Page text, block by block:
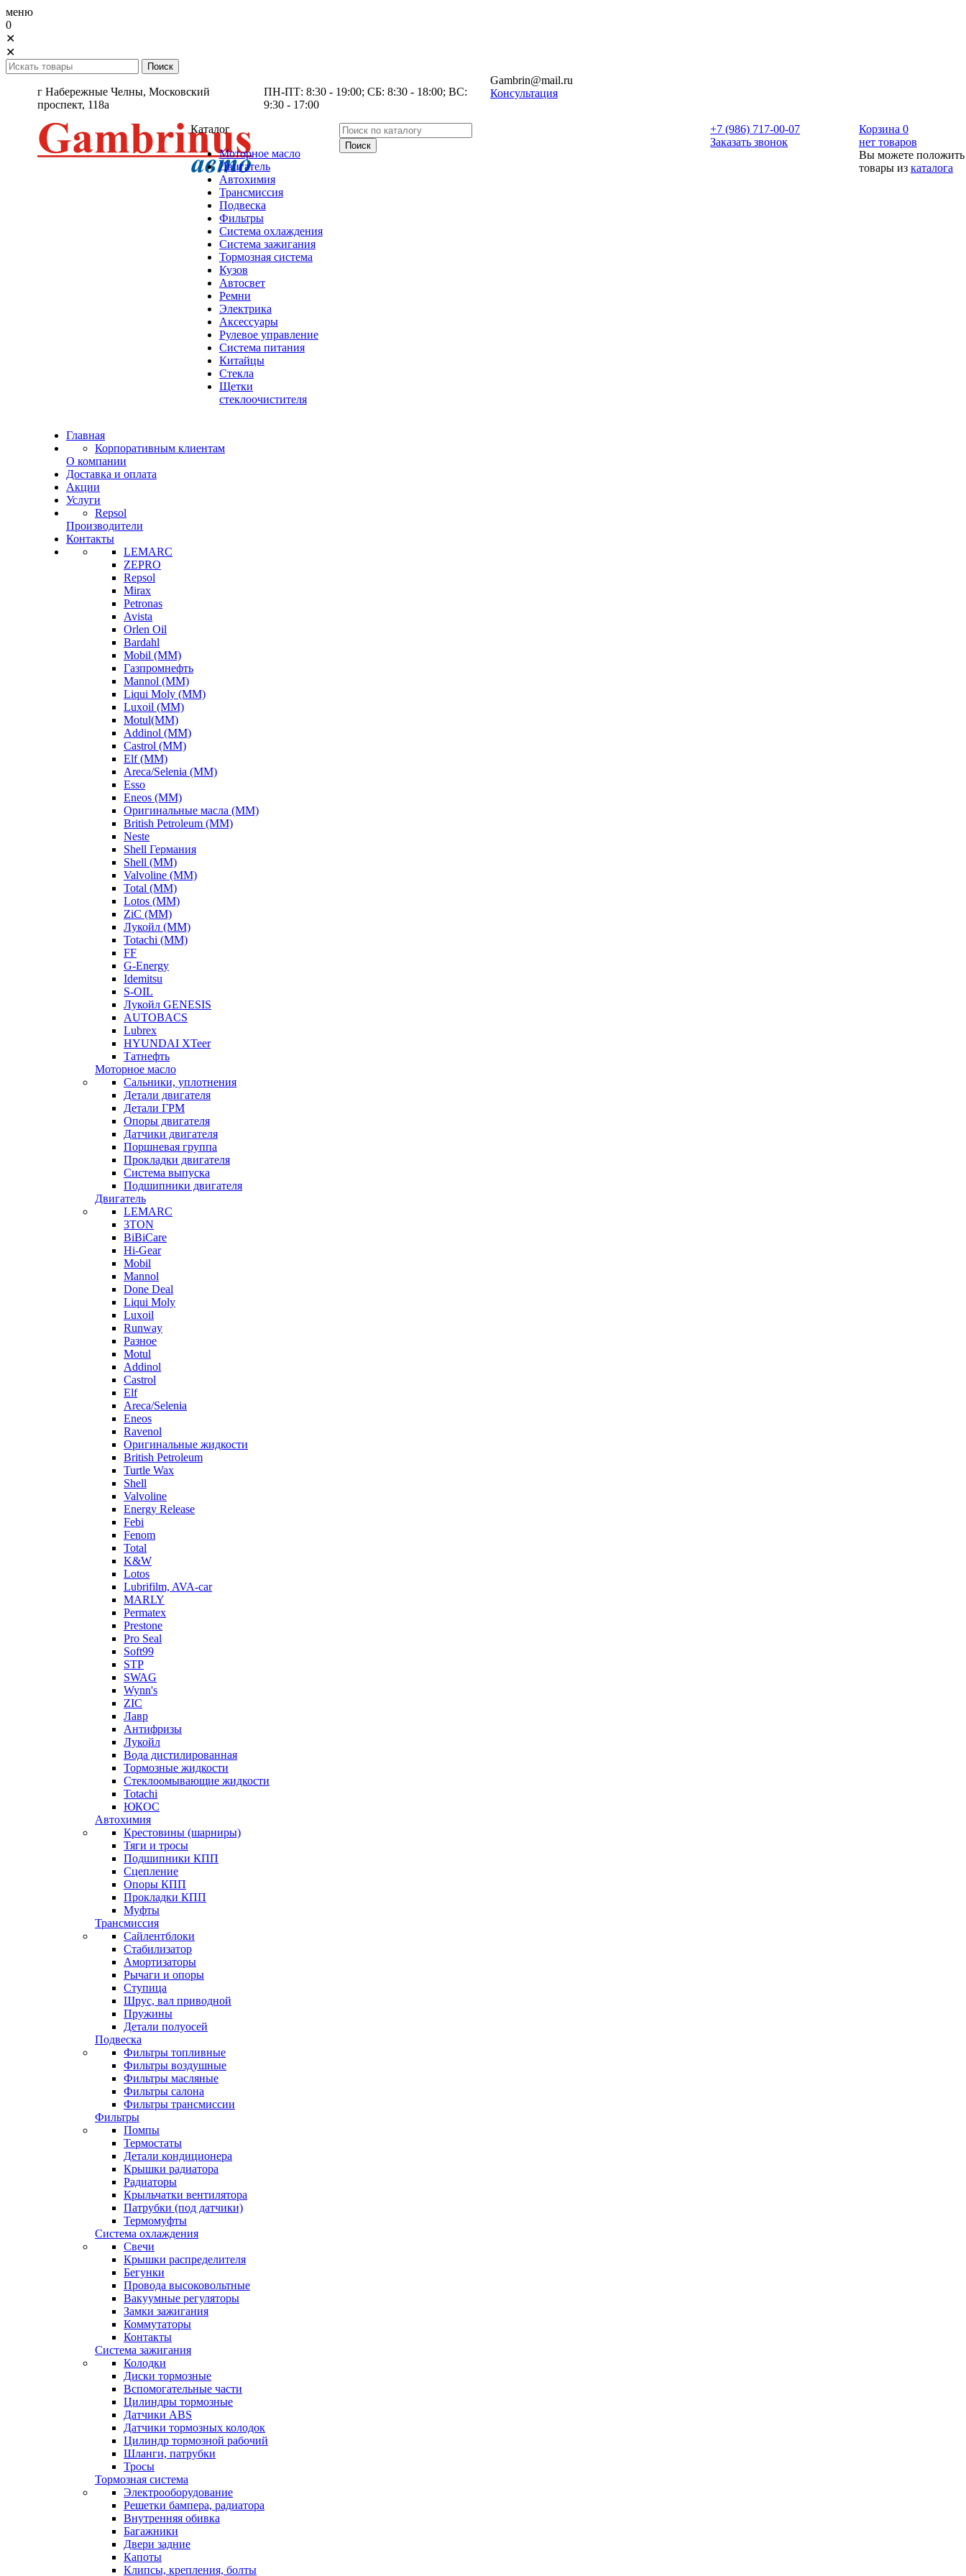
меню
0
✕
✕
г Набережные Челны, Московский
проспект, 118а
ПН-ПТ: 8:30 - 19:00; СБ: 8:30 - 18:00; ВС:
9:30 - 17:00
Gambrin@mail.ru
Консультация
Каталог
Моторное масло
Двигатель
Автохимия
Трансмиссия
Подвеска
Фильтры
Система охлаждения
Система зажигания
Тормозная система
Кузов
Автосвет
Ремни
Электрика
Аксессуары
Рулевое управление
Система питания
Китайцы
Стекла
Щетки
стеклоочистителя
+7 (986) 717-00-07
Заказать звонок
Корзина 0
нет товаров
Вы можете положить
товары из каталога
Главная
Корпоративным клиентам
О компании
Доставка и оплата
Акции
Услуги
Repsol
Производители
Контакты
LEMARC
ZEPRO
Repsol
Mirax
Petronas
Avista
Orlen Oil
Bardahl
Mobil (ММ)
Газпромнефть
Mannol (ММ)
Liqui Moly (ММ)
Luxoil (ММ)
Motul(ММ)
Addinol (ММ)
Castrol (ММ)
Elf (ММ)
Areca/Selenia (ММ)
Esso
Eneos (ММ)
Оригинальные масла (ММ)
British Petroleum (ММ)
Neste
Shell Германия
Shell (ММ)
Valvoline (ММ)
Total (ММ)
Lotos (ММ)
ZiC (ММ)
Лукойл (ММ)
Totachi (MM)
FF
G-Energy
Idemitsu
S-OIL
Лукойл GENESIS
AUTOBACS
Lubrex
HYUNDAI XTeer
Татнефть
Моторное масло
Сальники, уплотнения
Детали двигателя
Детали ГРМ
Опоры двигателя
Датчики двигателя
Поршневая группа
Прокладки двигателя
Система выпуска
Подшипники двигателя
Двигатель
LEMARC
3TON
BiBiCare
Hi-Gear
Mobil
Mannol
Done Deal
Liqui Moly
Luxoil
Runway
Разное
Motul
Addinol
Castrol
Elf
Areca/Selenia
Eneos
Ravenol
Оригинальные жидкости
British Petroleum
Turtle Wax
Shell
Valvoline
Energy Release
Febi
Fenom
Total
K&W
Lotos
Lubrifilm, AVA-car
MARLY
Permatex
Prestone
Pro Seal
Soft99
STP
SWAG
Wynn's
ZIC
Лавр
Антифризы
Лукойл
Вода дистилированная
Тормозные жидкости
Стеклоомывающие жидкости
Totachi
ЮКОС
Автохимия
Крестовины (шарниры)
Тяги и тросы
Подшипники КПП
Сцепление
Опоры КПП
Прокладки КПП
Муфты
Трансмиссия
Сайлентблоки
Стабилизатор
Амортизаторы
Рычаги и опоры
Ступица
Шрус, вал приводной
Пружины
Детали полуосей
Подвеска
Фильтры топливные
Фильтры воздушные
Фильтры масляные
Фильтры салона
Фильтры трансмиссии
Фильтры
Помпы
Термостаты
Детали кондиционера
Крышки радиатора
Радиаторы
Крыльчатки вентилятора
Патрубки (под датчики)
Термомуфты
Система охлаждения
Свечи
Крышки распределителя
Бегунки
Провода высоковольтные
Вакуумные регуляторы
Замки зажигания
Коммутаторы
Контакты
Система зажигания
Колодки
Диски тормозные
Вспомогательные части
Цилиндры тормозные
Датчики ABS
Датчики тормозных колодок
Цилиндр тормозной рабочий
Шланги, патрубки
Тросы
Тормозная система
Электрооборудование
Решетки бампера, радиатора
Внутренняя обивка
Багажники
Двери задние
Капоты
Клипсы, крепления, болты